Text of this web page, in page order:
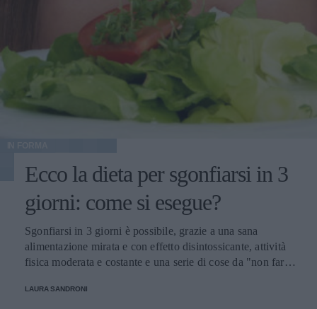
Ecco la dieta per sgonfiarsi in 3
giorni: come si esegue?
Sgonfiarsi in 3 giorni è possibile, grazie a una sana
alimentazione mirata e con effetto disintossicante, attività
fisica moderata e costante e una serie di cose da "non fare"
come
LAURA SANDRONI